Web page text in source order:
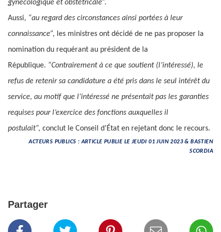
gynécologique et obstétricale”.
Aussi, “au regard des circonstances ainsi portées à leur
connaissance”, les ministres ont décidé de ne pas proposer la
nomination du requérant au président de la
République. “Contrairement à ce que soutient (l’intéressé), le
refus de retenir sa candidature a été pris dans le seul intérêt du
service, au motif que l’intéressé ne présentait pas les garanties
requises pour l’exercice des fonctions auxquelles il
postulait”, conclut le Conseil d’État en rejetant donc le recours.
ACTEURS PUBLICS : ARTICLE PUBLIE LE JEUDI 01 JUIN 2023 & BASTIEN
SCORDIA
Partager